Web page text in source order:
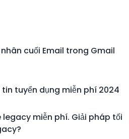
cuối Email trong Gmail
tuyển dụng miễn phí 2024
miễn phí. Giải pháp tối